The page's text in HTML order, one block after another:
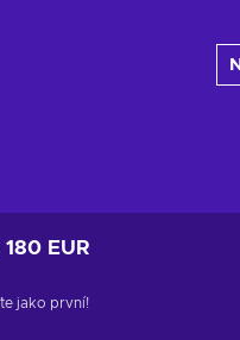
EUR
jako první!